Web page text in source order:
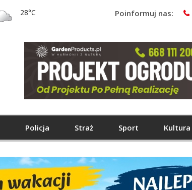
28°C Poinformuj nas:
Policja Straż Sport Kultura